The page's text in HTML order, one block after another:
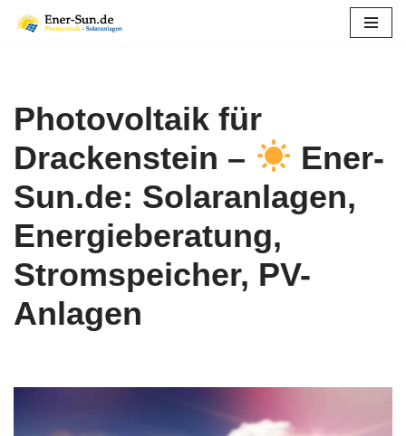
Photovoltaik für
Drackenstein –
Ener-
Sun.de: Solaranlagen,
Energieberatung,
Stromspeicher, PV-
Anlagen